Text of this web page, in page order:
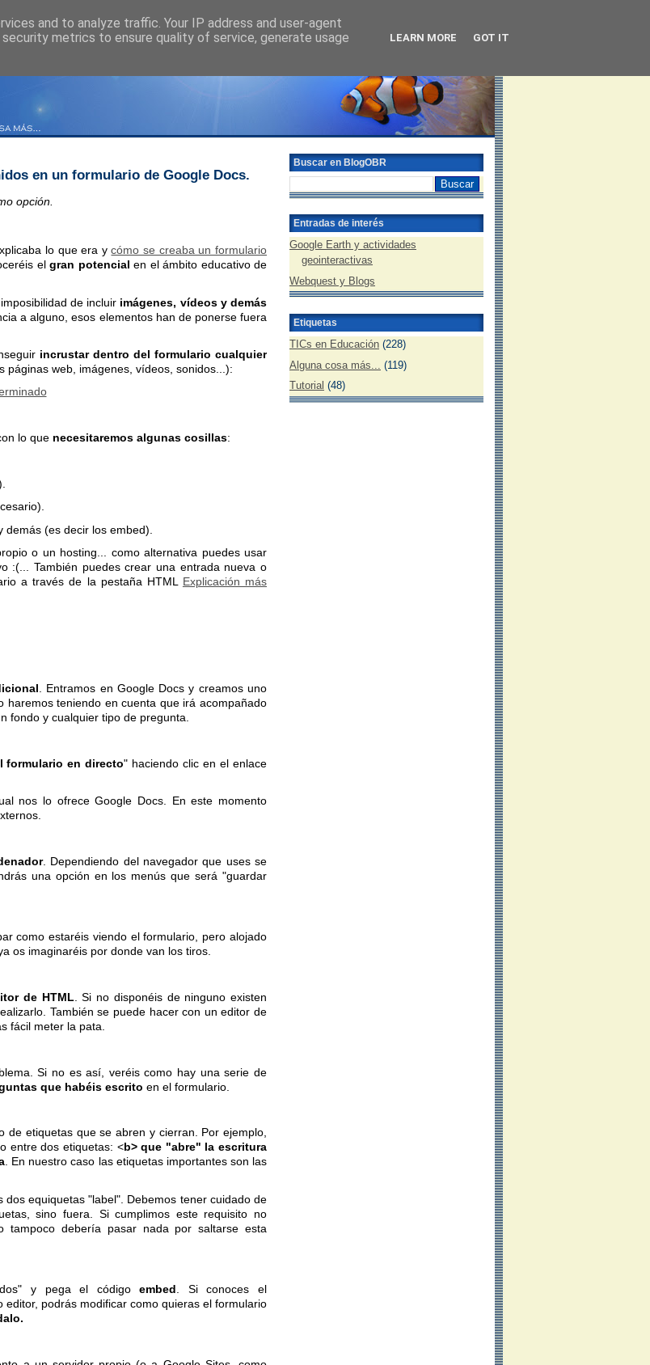
en un formulario de Google Docs.
opción.
lo que era ycómo se creaba un formulario
elgran potencial en el ámbito educativo de
de incluir imágenes, vídeos y demás
a alguno, esos elementos han de ponerse fuera
incrustar dentro del formulario cualquier
páginas web, imágenes, vídeos, sonidos...):
lo que necesitaremos algunas cosillas:
(es decir los embed).
o un hosting... como alternativa puedes usar
:(... También puedes crear una entrada nueva o
a través de la pestaña HTML Explicación más
. Entramos en Google Docs y creamos uno
haremos teniendo en cuenta que irá acompañado
fondo y cualquier tipo de pregunta.
formulario en directo" haciendo clic en el enlace
nos lo ofrece Google Docs. En este momento
. Dependiendo del navegador que uses se
una opción en los menús que será "guardar
como estaréis viendo el formulario, pero alojado
os imaginaréis por donde van los tiros.
de HTML . Si no disponéis de ninguno existen
También se puede hacer con un editor de
fácil meter la pata.
Si no es así, veréis como hay una serie de
que habéis escrito en el formulario.
de etiquetas que se abren y cierran. Por ejemplo,
entre dos etiquetas: <b>que "abre" la escritura
. En nuestro caso las etiquetas importantes son las
equiquetas "label". Debemos tener cuidado de
sino fuera. Si cumplimos este requisito no
tampoco debería pasar nada por saltarse esta
y pega el códigoembed . Si conoces el
podrás modificar como quieras el formulario
Buscar en BlogOBR
Entradas de interés
Google Earth y actividades
geointeractivas
Webquest y Blogs
Etiquetas
TICs en Educación (228)
Alguna cosa más...
(119)
Tutorial (48)
and to analyze traffic. Your IP address and user-agent
metrics to ensure quality of service, generate usage
LEARN MORE GOT IT